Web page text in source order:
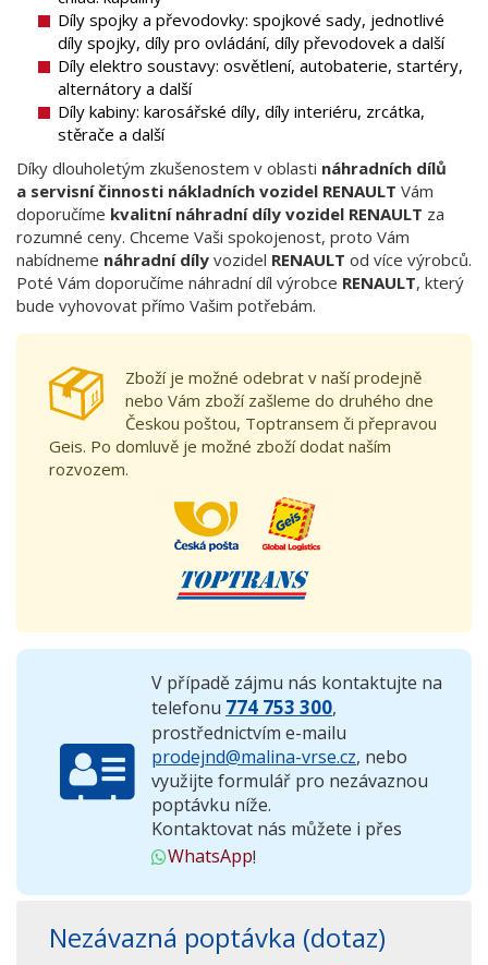
Díly spojky a převodovky: spojkové sady, jednotlivé
díly spojky, díly pro ovládání, díly převodovek a další
Díly elektro soustavy: osvětlení, autobaterie, startéry,
alternátory a další
Díly kabiny: karosářské díly, díly interiéru, zrcátka,
stěrače a další
Díky dlouholetým zkušenostem v oblasti náhradních dílů
a servisní činnosti nákladních vozidel RENAULT Vám
doporučíme kvalitní náhradní díly vozidel RENAULT za
rozumné ceny. Chceme Vaši spokojenost, proto Vám
nabídneme náhradní díly vozidel RENAULT od více výrobců.
Poté Vám doporučíme náhradní díl výrobce RENAULT, který
bude vyhovovat přímo Vašim potřebám.
Zboží je možné odebrat v naší prodejně
nebo Vám zboží zašleme do druhého dne
Českou poštou, Toptransem či přepravou
Geis. Po domluvě je možné zboží dodat naším
rozvozem.
V případě zájmu nás kontaktujte na
telefonu 774 753 300,
prostřednictvím e-mailu
prodejnd@malina-vrse.cz, nebo
využijte formulář pro nezávaznou
poptávku níže.
Kontaktovat nás můžete i přes
WhatsApp!
Nezávazná poptávka (dotaz)